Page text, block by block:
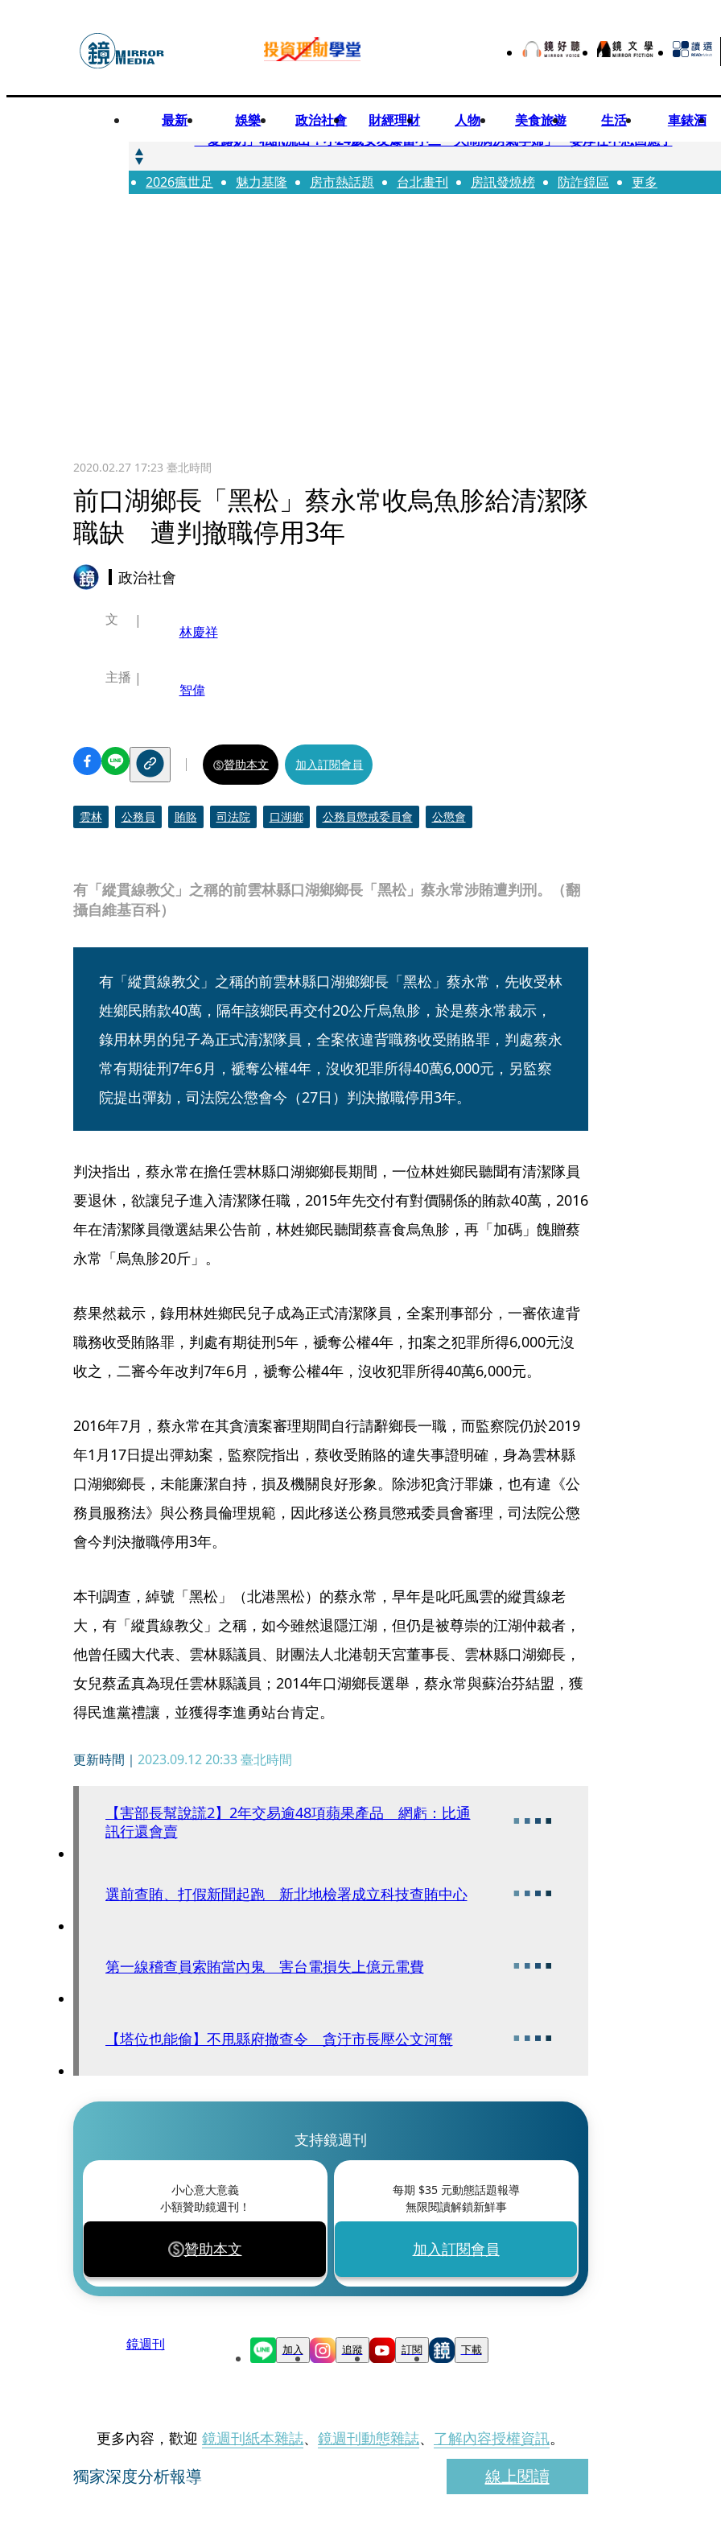
最新 娛樂 政治社會 財經理財 人物 美食旅遊 生活 車錶酒
快訊
「愛露奶」私訊流出！小24歲女友爆當小三「大鬧病房氣孕婦」 姜厚任不忍回應了
快訊
台玻夫人稱長子抑鬱輕生 兒媳譚以欣：若愛只在完全順從才給予，就不是無條件的愛
2026瘋世足 魅力基隆 房市熱話題 台北畫刊 房訊發燒榜 防詐鏡區 更多
2020.02.27 17:23 臺北時間
前口湖鄉長「黑松」蔡永常收烏魚胗給清潔隊
職缺 遭判撤職停用3年
政治社會
有「縱貫線教父」之稱的前雲林縣口湖鄉鄉長「黑松」蔡永常涉賄遭判刑。（翻
攝自維基百科）
文
林慶祥
主播
智偉
贊助本文 加入訂閱會員
雲林 公務員 賄賂 司法院 口湖鄉 公務員懲戒委員會 公懲會
有「縱貫線教父」之稱的前雲林縣口湖鄉鄉長「黑松」蔡永常，先收受林
姓鄉民賄款40萬，隔年該鄉民再交付20公斤烏魚胗，於是蔡永常裁示，
錄用林男的兒子為正式清潔隊員，全案依違背職務收受賄賂罪，判處蔡永
常有期徒刑7年6月，褫奪公權4年，沒收犯罪所得40萬6,000元，另監察
院提出彈劾，司法院公懲會今（27日）判決撤職停用3年。
判決指出，蔡永常在擔任雲林縣口湖鄉鄉長期間，一位林姓鄉民聽聞有清潔隊員
要退休，欲讓兒子進入清潔隊任職，2015年先交付有對價關係的賄款40萬，2016
年在清潔隊員徵選結果公告前，林姓鄉民聽聞蔡喜食烏魚胗，再「加碼」餽贈蔡
永常「烏魚胗20斤」。
蔡果然裁示，錄用林姓鄉民兒子成為正式清潔隊員，全案刑事部分，一審依違背
職務收受賄賂罪，判處有期徒刑5年，褫奪公權4年，扣案之犯罪所得6,000元沒
收之，二審今年改判7年6月，褫奪公權4年，沒收犯罪所得40萬6,000元。
2016年7月，蔡永常在其貪瀆案審理期間自行請辭鄉長一職，而監察院仍於2019
年1月17日提出彈劾案，監察院指出，蔡收受賄賂的違失事證明確，身為雲林縣
口湖鄉鄉長，未能廉潔自持，損及機關良好形象。除涉犯貪汙罪嫌，也有違《公
務員服務法》與公務員倫理規範，因此移送公務員懲戒委員會審理，司法院公懲
會今判決撤職停用3年。
本刊調查，綽號「黑松」（北港黑松）的蔡永常，早年是叱吒風雲的縱貫線老
大，有「縱貫線教父」之稱，如今雖然退隱江湖，但仍是被尊崇的江湖仲裁者，
他曾任國大代表、雲林縣議員、財團法人北港朝天宮董事長、雲林縣口湖鄉長，
女兒蔡孟真為現任雲林縣議員；2014年口湖鄉長選舉，蔡永常與蘇治芬結盟，獲
得民進黨禮讓，並獲得李進勇站台肯定。
更新時間｜ 2023.09.12 20:33臺北時間
【害部長幫說謊2】2年交易逾48項蘋果產品 網虧：比通
訊行還會賣
選前查賄、打假新聞起跑 新北地檢署成立科技查賄中心
第一線稽查員索賄當內鬼 害台電損失上億元電費
【塔位也能偷】不甩縣府撤查令 貪汙市長壓公文河蟹
支持鏡週刊
小心意大意義
小額贊助鏡週刊！
贊助本文
每期 $35元動態話題報導
無限閱讀解鎖新鮮事
加入訂閱會員
鏡週刊 加入 追蹤 訂閱 下載
更多內容，歡迎 鏡週刊紙本雜誌、 鏡週刊動態雜誌、 了解內容授權資訊。
獨家深度分析報導 線上閱讀